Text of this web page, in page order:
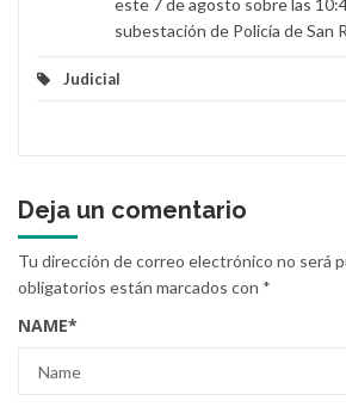
este 7 de agosto sobre las
subestación de Policía de San
Judicial
Deja un comentario
Tu dirección de correo electrónico no será
obligatorios están marcados con *
NAME*